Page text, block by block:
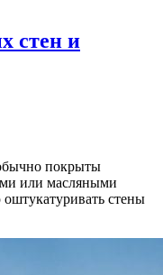
стен и
покрыты
или масляными
стены